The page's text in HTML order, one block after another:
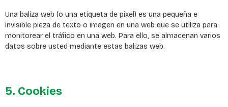
Una baliza web (o una etiqueta de píxel) es una pequeña e
invisible pieza de texto o imagen en una web que se utiliza para
monitorear el tráfico en una web. Para ello, se almacenan varios
datos sobre usted mediante estas balizas web.
5. Cookies